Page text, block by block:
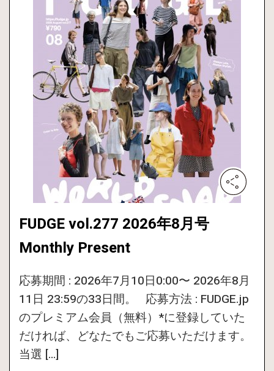
FUDGE vol.277 2026年8月号
Monthly Present
応募期間 : 2026年7月10日0:00〜 2026年8月
11日 23:59の33日間。 応募方法 : FUDGE.jp
のプレミアム会員（無料）*に登録していた
だければ、どなたでもご応募いただけます。
当選 […]